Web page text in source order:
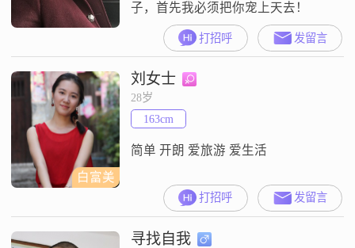
子，首先我必须把你宠上天去！
打招呼 发留言
白富美
刘女士
28岁
163cm
简单 开朗 爱旅游 爱生活
打招呼 发留言
寻找自我